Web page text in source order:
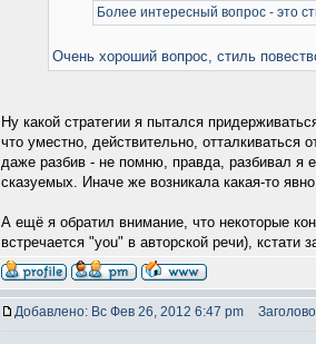
Более интересный вопрос - это
Очень хороший вопрос, стиль
Ну какой стратегии я пытался
что уместно, действительно,
даже разбив - не помню, правда, разбивал я
сказуемых. Иначе же возникала какая-то
А ещё я обратил внимание, что некоторые
встречается "you" в авторской речи),
Добавлено: Вс Фев 26, 2012 6:47 pm